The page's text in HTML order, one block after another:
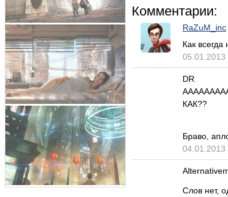
Комментарии:
RaZuM_inc
Как всегда
05.01.2013
DR
КАК??
Браво,
04.01.2013
Слов нет,